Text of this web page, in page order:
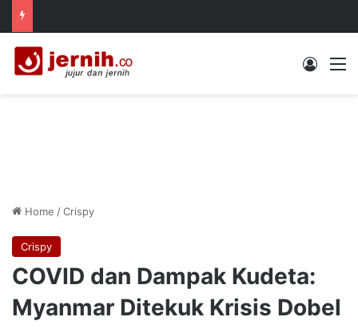
Log In
Home /Crispy
Crispy
COVID dan Dampak Kudeta:
Myanmar Ditekuk Krisis Dobel